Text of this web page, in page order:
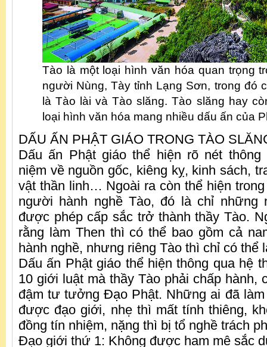
Tào là một loại hình văn hóa quan trọng
người Nùng, Tày tỉnh Lạng Sơn, trong đó
là Tào lài và Tào slăng. Tào slăng hay
loại hình văn hóa mang nhiều dấu ấn của
DẤU ẤN PHẬT GIÁO TRONG TÀO
Dấu ấn Phật giáo thể hiện rõ nét thông
niệm về nguồn gốc, kiêng kỵ, kinh sách,
vật thần linh… Ngoài ra còn thể hiện
người hành nghề Tào, đó là chỉ những
được phép cấp sắc trở thành thầy Tào.
rằng làm Then thì có thể bao gồm cả
hành nghề, nhưng riêng Tào thì chỉ có thể
Dấu ấn Phật giáo thể hiện thông qua hệ
10 giới luật mà thầy Tào phải chấp hành,
đậm tư tưởng Đạo Phật. Những ai đã
được đạo giới, nhẹ thì mất tính thiêng,
đồng tín nhiệm, nặng thì bị tổ nghề trách
Đạo giới thứ 1: Không được ham mê sắc